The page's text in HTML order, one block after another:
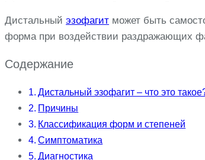
Дистальный эзофагит может быть
форма при воздействии раздражающих
Содержание
Дистальный эзофагит – что это
Причины
Классификация форм и степеней
Симптоматика
Диагностика